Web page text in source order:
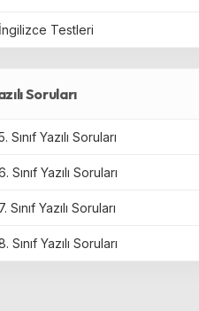
Testleri
Soruları
Sınıf Yazılı Soruları
Sınıf Yazılı Soruları
Sınıf Yazılı Soruları
Sınıf Yazılı Soruları